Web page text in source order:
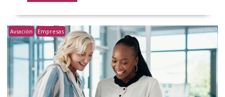
Aviación Empresas